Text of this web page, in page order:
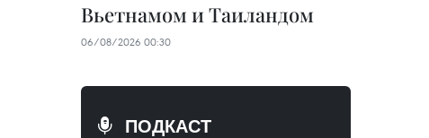
Вьетнамом и Таиландом
06/08/2026 00:30
ПОДКАСТ